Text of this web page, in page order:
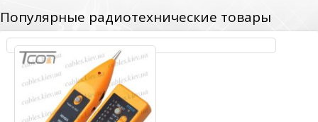
Популярные радиотехнические товары